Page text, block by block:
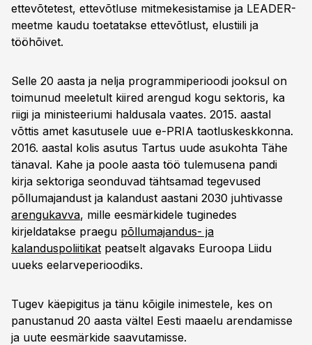
ettevõtetest, ettevõtluse mitmekesistamise ja LEADER-
meetme kaudu toetatakse ettevõtlust, elustiili ja
tööhõivet.
Selle 20 aasta ja nelja programmiperioodi jooksul on
toimunud meeletult kiired arengud kogu sektoris, ka
riigi ja ministeeriumi haldusala vaates. 2015. aastal
võttis amet kasutusele uue e-PRIA taotluskeskkonna.
2016. aastal kolis asutus Tartus uude asukohta Tähe
tänaval. Kahe ja poole aasta töö tulemusena pandi
kirja sektoriga seonduvad tähtsamad tegevused
põllumajandust ja kalandust aastani 2030 juhtivasse
arengukavva, mille eesmärkidele tuginedes
kirjeldatakse praegu põllumajandus- ja
kalanduspoliitikat peatselt algavaks Euroopa Liidu
uueks eelarveperioodiks.
Tugev käepigitus ja tänu kõigile inimestele, kes on
panustanud 20 aasta vältel Eesti maaelu arendamisse
ja uute eesmärkide saavutamisse.